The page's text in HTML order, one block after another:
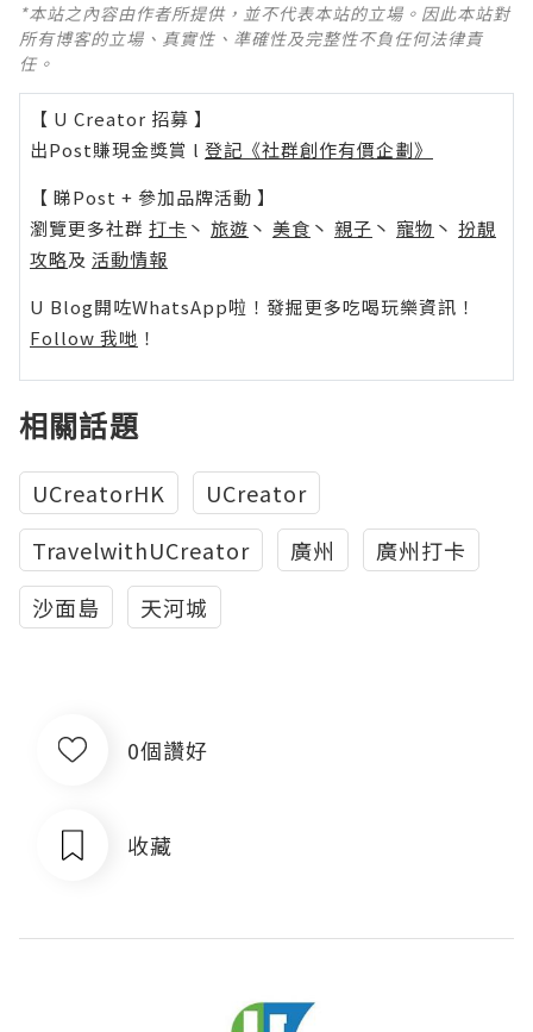
*本站之內容由作者所提供，並不代表本站的立場。因此本站對
所有博客的立場、真實性、準確性及完整性不負任何法律責
任。
【 U Creator 招募 】
出Post賺現金獎賞 l 登記《社群創作有價企劃》
【 睇Post + 參加品牌活動 】
瀏覽更多社群 打卡 丶 旅遊 丶 美食 丶 親子 丶 寵物 丶 扮靚
攻略及 活動情報
U Blog開咗WhatsApp啦！發掘更多吃喝玩樂資訊！
Follow 我哋 ！
相關話題
UCreatorHK
UCreator
TravelwithUCreator
廣州
廣州打卡
沙面島
天河城
0個讚好
收藏